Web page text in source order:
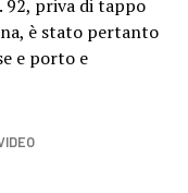
92, priva di tappo
è stato pertanto
e porto e